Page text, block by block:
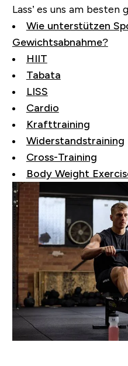
Lass’ es uns am
Wie unterstützen
Gewichtsabnahme?
HIIT
Tabata
LISS
Cardio
Krafttraining
Widerstandstraining
Cross-Training
Body Weight